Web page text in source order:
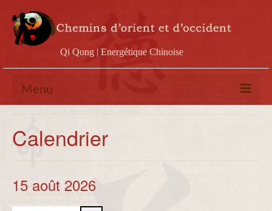
Qi Qong | Energétique Chinoise
Menu
Stages
Conférences
Calendrier
15 août 2026